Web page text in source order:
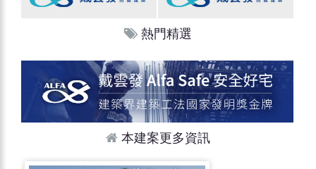
熱門精選
本建案更多資訊